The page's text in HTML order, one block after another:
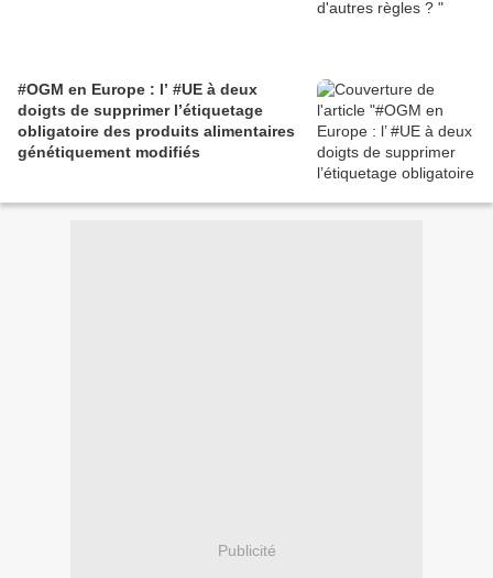
#OGM en Europe : l’ #UE à deux
doigts de supprimer l’étiquetage
obligatoire des produits alimentaires
génétiquement modifiés
Publicité